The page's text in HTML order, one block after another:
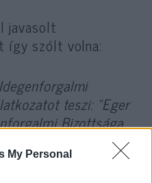
My Personal
javasolt
így szólt volna:
teszi: “Eger
Bizottsága
önkormányzati
közzétett